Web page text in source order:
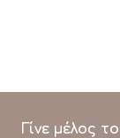
Γίνε μέλος